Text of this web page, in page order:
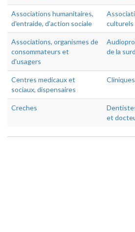
Associations humanitaires,
d'entraide, d'action sociale
culturels
Associations, organismes de
consommateurs et
d'usagers
de la
Centres medicaux et
sociaux, dispensaires
Creches
et